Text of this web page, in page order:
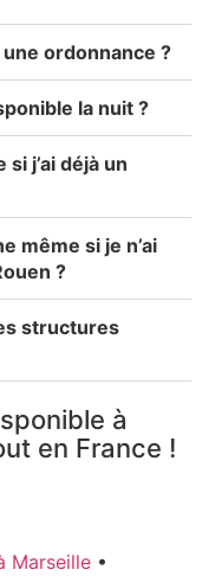
ordonnance ?
la nuit ?
j’ai déjà un
même si je n’ai
?
structures
à
en France !
Marseille •